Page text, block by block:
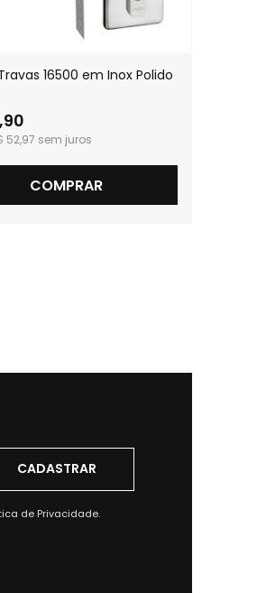
16500 em Inox Polido
52,97
COMPRAR
de Privacidade.